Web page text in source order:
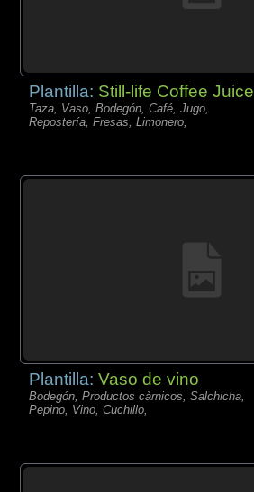
Plantilla: Still-life Coffee Juice
Taza, Vaso, Bodegón, Café, Jugo,
Repostería, Fresas, Limonero,
Plantilla:Vaso de vino
Bodegón, Productos càrnicos, Salchicha,
Pepino, Vino, Cuchillo,